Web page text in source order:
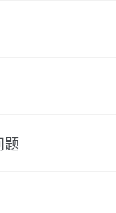
题